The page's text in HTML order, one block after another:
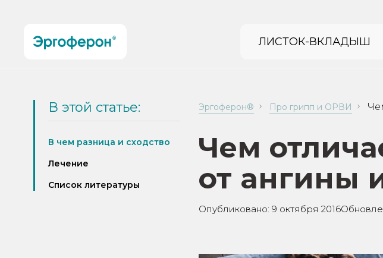
ЛИСТОК-ВКЛАДЫШ
В этой статье:
В чем разница и сходство
Лечение
Список литературы
Эргоферон® Про грипп и ОРВИ
Чем
от ангины
Опубликовано: 9 октября 2016